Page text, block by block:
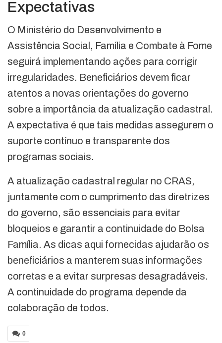
Expectativas
O Ministério do Desenvolvimento e
Assistência Social, Família e Combate à Fome
seguirá implementando ações para corrigir
irregularidades. Beneficiários devem ficar
atentos a novas orientações do governo
sobre a importância da atualização cadastral.
A expectativa é que tais medidas assegurem o
suporte contínuo e transparente dos
programas sociais.
A atualização cadastral regular no CRAS,
juntamente com o cumprimento das diretrizes
do governo, são essenciais para evitar
bloqueios e garantir a continuidade do Bolsa
Família. As dicas aqui fornecidas ajudarão os
beneficiários a manterem suas informações
corretas e a evitar surpresas desagradáveis.
A continuidade do programa depende da
colaboração de todos.
0